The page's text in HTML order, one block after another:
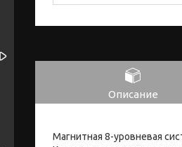
Описание
Магнитная 8-уровневая